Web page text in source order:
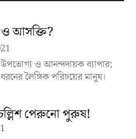
ও আসক্তি?
উপভোগ্য ও আনন্দদায়ক ব্যাপার;
লৈঙ্গিক পরিচয়ের মানুষ।
চল্লিশ পেরুনো পুরুষ!